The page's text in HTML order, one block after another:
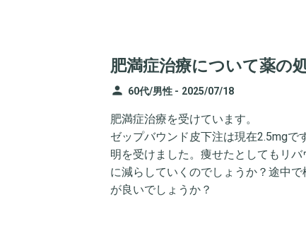
肥満症治療について薬の
person 60代/男性 - 2025/07/18
肥満症治療を受けています。
ゼップバウンド皮下注は現在2.5mg
明を受けました。痩せたとしてもリ
に減らしていくのでしょうか？途中
が良いでしょうか？